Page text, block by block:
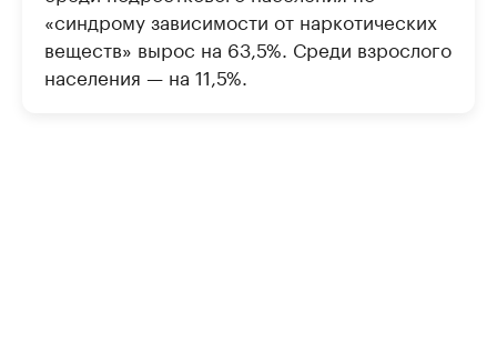
«синдрому зависимости от наркотических
веществ» вырос на 63,5%. Среди взрослого
населения — на 11,5%.